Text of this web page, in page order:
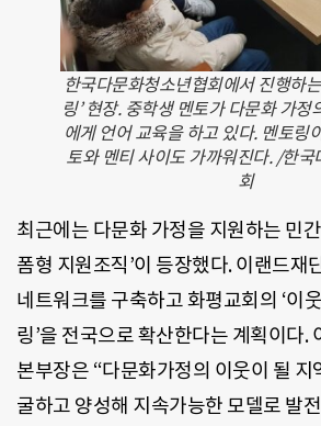
한국다문화청소년협회에서 진행하
링’ 현장. 중학생 멘토가 다문화 가정
에게 언어 교육을 하고 있다. 멘토링
토와 멘티 사이도 가까워진다. /한국
회
최근에는 다문화 가정을 지원하는 민
폼형 지원조직’이 등장했다. 이랜드재
네트워크를 구축하고 화평교회의 ‘이
링’을 전국으로 확산한다는 계획이다.
본부장은 “다문화가정의 이웃이 될 지
굴하고 양성해 지속가능한 모델로 발